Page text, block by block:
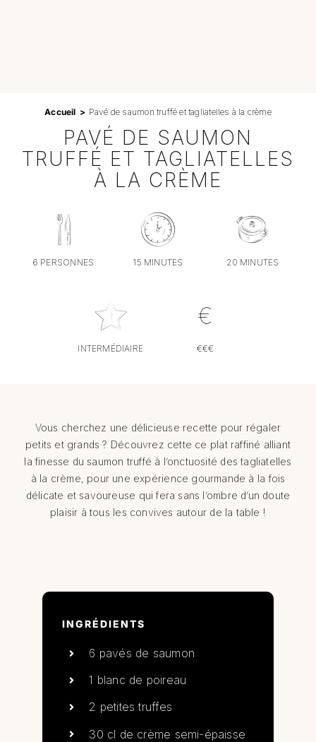
Accueil Pavé de saumon truffé et tagliatelles à la crème
PAVÉ DE SAUMON
TRUFFÉ ET TAGLIATELLES
À LA CRÈME
6 PERSONNES 15 MINUTES 20 MINUTES
INTERMÉDIAIRE €€€
Vous cherchez une délicieuse recette pour régaler
petits et grands ? Découvrez cette ce plat raffiné alliant
la finesse du saumon truffé à l’onctuosité des tagliatelles
à la crème, pour une expérience gourmande à la fois
délicate et savoureuse qui fera sans l’ombre d’un doute
plaisir à tous les convives autour de la table !
INGRÉDIENTS
6 pavés de saumon
1 blanc de poireau
2 petites truffes
30 cl de crème semi-épaisse